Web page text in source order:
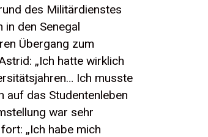
des Militärdienstes
in den Senegal
Übergang zum
„Ich hatte wirklich
Ich musste
auf das Studentenleben
war sehr
„Ich habe mich